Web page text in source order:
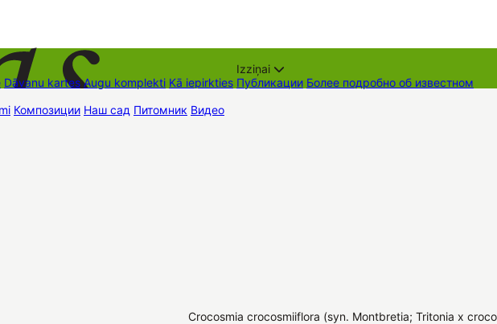
Dāvanu kartes Augu komplekti Kā iepirkties
Izziņai
Публикации Более подробно об известном
Композиции Наш сад Питомник Видео
Crocosmia crocosmiiflora (syn. Montbretia; Tritonia x